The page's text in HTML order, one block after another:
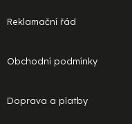
Reklamační řád
Obchodní podmínky
Doprava a platby